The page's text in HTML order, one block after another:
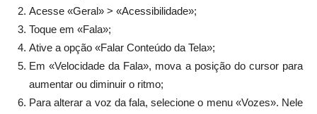
Acesse «Geral» > «Acessibilidade»;
Toque em «Fala»;
Ative a opção «Falar Conteúdo da Tela»;
Em «Velocidade da Fala», mova a posição do cursor para
aumentar ou diminuir o ritmo;
Para alterar a voz da fala, selecione o menu «Vozes». Nele